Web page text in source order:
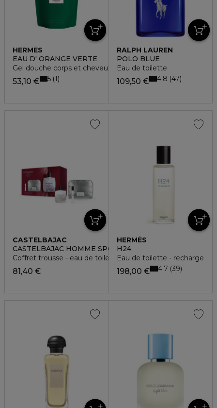
HERMÈS
EAU D' ORANGE VERTE
Gel douche corps et cheveux - recharge
53,10 € 5 1
RALPH LAUREN
POLO BLUE
Eau de toilette
109,50 € 4.8 47
CASTELBAJAC
CASTELBAJAC HOMME SPORT
Coffret trousse - eau de toilette
81,40 €
HERMÈS
H24
Eau de toilette - recharge
198,00 € 4.7 39